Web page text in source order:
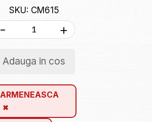
SKU: CM615
- +
Adauga in cos
ARMENEASCA